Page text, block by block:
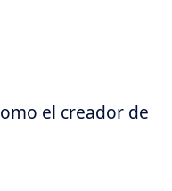
el creador de